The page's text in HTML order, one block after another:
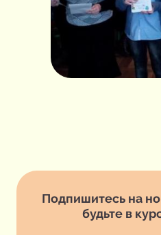
Подпишитесь на
будьте в